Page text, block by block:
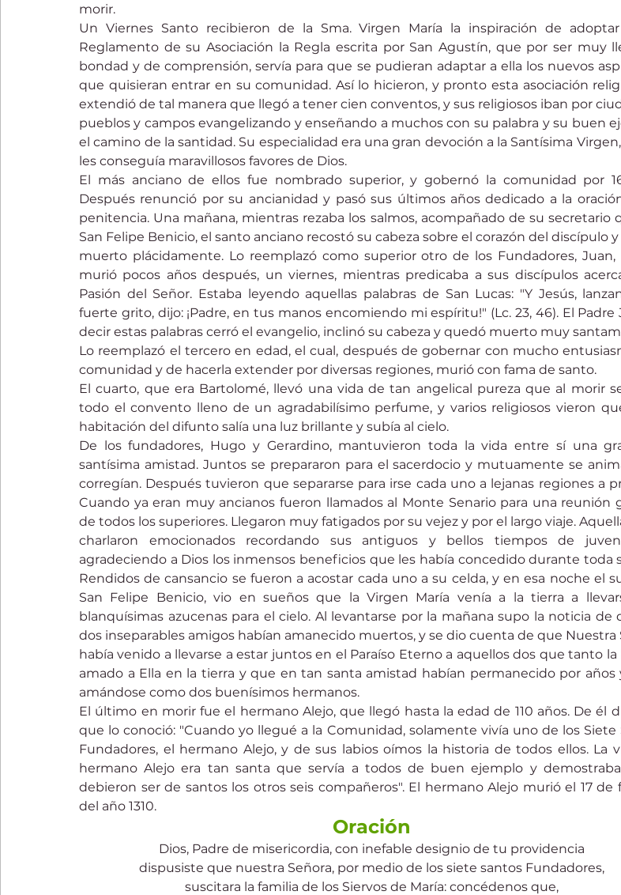
morir.
Un Viernes Santo recibieron de la Sma. Virgen María la inspiración de
Reglamento de su Asociación la Regla escrita por San Agustín, que por ser muy
bondad y de comprensión, servía para que se pudieran adaptar a ella los nuevos
que quisieran entrar en su comunidad. Así lo hicieron, y pronto esta asociación
extendió de tal manera que llegó a tener cien conventos, y sus religiosos iban por
pueblos y campos evangelizando y enseñando a muchos con su palabra y su buen
el camino de la santidad. Su especialidad era una gran devoción a la Santísima
les conseguía maravillosos favores de Dios.
El más anciano de ellos fue nombrado superior, y gobernó la comunidad por
Después renunció por su ancianidad y pasó sus últimos años dedicado a la
penitencia. Una mañana, mientras rezaba los salmos, acompañado de su secretario
San Felipe Benicio, el santo anciano recostó su cabeza sobre el corazón del discípulo
muerto plácidamente. Lo reemplazó como superior otro de los Fundadores, Juan,
murió pocos años después, un viernes, mientras predicaba a sus discípulos
Pasión del Señor. Estaba leyendo aquellas palabras de San Lucas: "Y Jesús,
fuerte grito, dijo: ¡Padre, en tus manos encomiendo mi espíritu!" (Lc. 23, 46). El Padre
decir estas palabras cerró el evangelio, inclinó su cabeza y quedó muerto muy
Lo reemplazó el tercero en edad, el cual, después de gobernar con mucho
comunidad y de hacerla extender por diversas regiones, murió con fama de santo.
El cuarto, que era Bartolomé, llevó una vida de tan angelical pureza que al morir
todo el convento lleno de un agradabilísimo perfume, y varios religiosos vieron
habitación del difunto salía una luz brillante y subía al cielo.
De los fundadores, Hugo y Gerardino, mantuvieron toda la vida entre sí una
santísima amistad. Juntos se prepararon para el sacerdocio y mutuamente se
corregían. Después tuvieron que separarse para irse cada uno a lejanas regiones a
Cuando ya eran muy ancianos fueron llamados al Monte Senario para una reunión
de todos los superiores. Llegaron muy fatigados por su vejez y por el largo viaje.
charlaron emocionados recordando sus antiguos y bellos tiempos de
agradeciendo a Dios los inmensos beneficios que les había concedido durante toda
Rendidos de cansancio se fueron a acostar cada uno a su celda, y en esa noche el
San Felipe Benicio, vio en sueños que la Virgen María venía a la tierra a
blanquísimas azucenas para el cielo. Al levantarse por la mañana supo la noticia de
dos inseparables amigos habían amanecido muertos, y se dio cuenta de que Nuestra
había venido a llevarse a estar juntos en el Paraíso Eterno a aquellos dos que tanto la
amado a Ella en la tierra y que en tan santa amistad habían permanecido por años
amándose como dos buenísimos hermanos.
El último en morir fue el hermano Alejo, que llegó hasta la edad de 110 años. De él
que lo conoció: "Cuando yo llegué a la Comunidad, solamente vivía uno de los Siete
Fundadores, el hermano Alejo, y de sus labios oímos la historia de todos ellos. La
hermano Alejo era tan santa que servía a todos de buen ejemplo y
debieron ser de santos los otros seis compañeros". El hermano Alejo murió el 17 de
del año 1310.
Oración
Dios, Padre de misericordia, con inefable designio de tu providencia
dispusiste que nuestra Señora, por medio de los siete santos Fundadores,
suscitara la familia de los Siervos de María: concédenos que,